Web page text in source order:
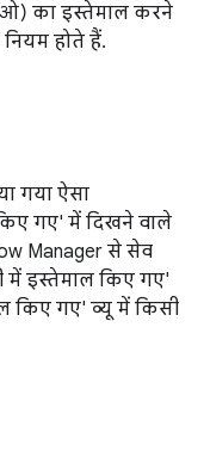
का इस्तेमाल करने
होते हैं.
गया ऐसा
किए गए' में दिखने वाले
Manager से सेव
में इस्तेमाल किए गए'
किए गए' व्यू में किसी